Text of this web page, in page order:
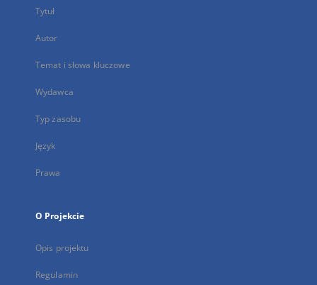
Tytuł
Autor
Temat i słowa kluczowe
Wydawca
Typ zasobu
Język
Prawa
O Projekcie
Opis projektu
Regulamin